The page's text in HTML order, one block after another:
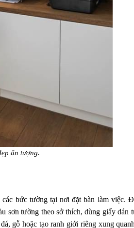
ấn tượng.
bức tường tại nơi đặt bàn làm việc.
sơn tường theo sở thích, dùng giấy dán
gỗ hoặc tạo ranh giới riêng xung